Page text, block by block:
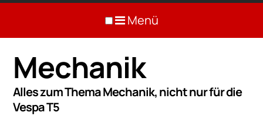
Menü
Mechanik
Alles zum Thema Mechanik, nicht nur für die
Vespa T5